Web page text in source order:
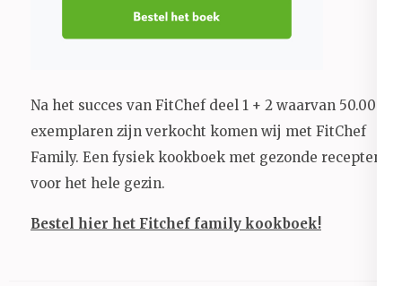
Na het succes van FitChef deel 1 + 2 waarvan 50.000+
exemplaren zijn verkocht komen wij met FitChef
Family. Een fysiek kookboek met gezonde recepten
voor het hele gezin.
Bestel hier het Fitchef family kookboek!